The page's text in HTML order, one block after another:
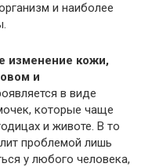
и наиболее
изменение кожи,
и
в виде
которые чаще
и животе. В то
проблемой лишь
у любого человека,